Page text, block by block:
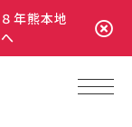
年熊本地